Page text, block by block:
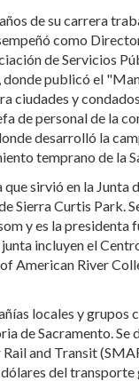
de su carrera
como
de Servicios
publicó el
ciudades y
de personal de la
desarrolló la
temprano de la
sirvió en la Junta
Sierra Curtis Park.
y es la presidenta
incluyen el
American River
locales y grupos
de Sacramento. Se
and Transit
del